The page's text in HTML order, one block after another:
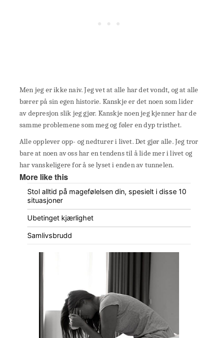
Men jeg er ikke naiv. Jeg vet at alle har det vondt, og at alle
bærer på sin egen historie. Kanskje er det noen som lider
av depresjon slik jeg gjør. Kanskje noen jeg kjenner har de
samme problemene som meg og føler en dyp tristhet.
Alle opplever opp- og nedturer i livet. Det gjør alle. Jeg tror
bare at noen av oss har en tendens til å lide mer i livet og
har vanskeligere for å se lyset i enden av tunnelen.
More like this
Stol alltid på magefølelsen din, spesielt i disse 10
situasjoner
Ubetinget kjærlighet
Samlivsbrudd